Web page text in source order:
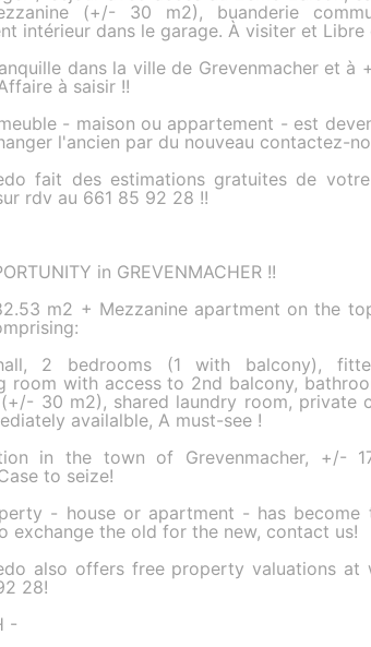
(+/- 30 m2), buanderie
intérieur dans le garage. À visiter et Libre
dans la ville de Grevenmacher et à
à saisir !!
- maison ou appartement - est
l'ancien par du nouveau contactez-
fait des estimations gratuites de
rdv au 661 85 92 28 !!
in GREVENMACHER !!
m2 + Mezzanine apartment on the
2 bedrooms (1 with balcony),
room with access to 2nd balcony,
(+/- 30 m2), shared laundry room, private
availalble, A must-see !
in the town of Grevenmacher, +/-
to seize!
- house or apartment - has
exchange the old for the new, contact us!
also offers free property valuations at
28!
-